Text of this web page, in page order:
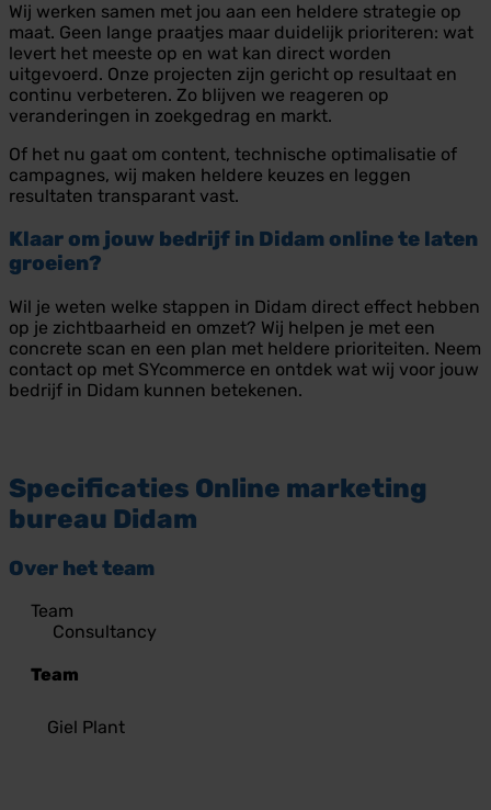
Wij werken samen met jou aan een heldere strategie op
maat. Geen lange praatjes maar duidelijk prioriteren: wat
levert het meeste op en wat kan direct worden
uitgevoerd. Onze projecten zijn gericht op resultaat en
continu verbeteren. Zo blijven we reageren op
veranderingen in zoekgedrag en markt.
Of het nu gaat om content, technische optimalisatie of
campagnes, wij maken heldere keuzes en leggen
resultaten transparant vast.
Klaar om jouw bedrijf in Didam online te laten
groeien?
Wil je weten welke stappen in Didam direct effect hebben
op je zichtbaarheid en omzet? Wij helpen je met een
concrete scan en een plan met heldere prioriteiten. Neem
contact op met SYcommerce en ontdek wat wij voor jouw
bedrijf in Didam kunnen betekenen.
Specificaties Online marketing
bureau Didam
Over het team
Team
Consultancy
Team
Giel Plant